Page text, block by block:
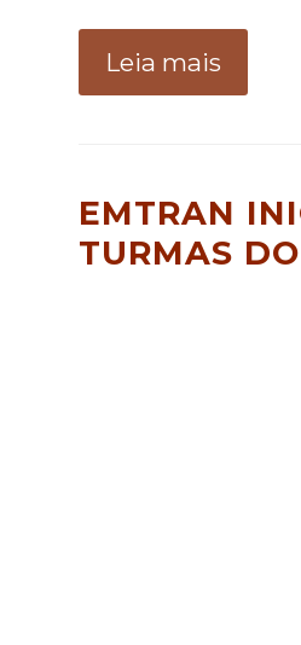
Leia mais
EMTRAN
TURMAS